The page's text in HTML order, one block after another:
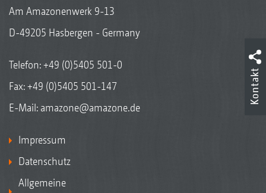
Am Amazonenwerk 9-13
D-49205 Hasbergen - Germany
Telefon:+49 (0)5405 501-0
Fax: +49 (0)5405 501-147
E-Mail: amazone@amazone.de
Impressum
Datenschutz
Allgemeine
Kontakt